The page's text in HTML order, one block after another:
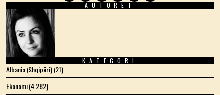
Facebook
TwitterInstagram
LinkedIn
YouTube
Email
AUTORËT
KATEGORI
Albania (Shqipëri)(21)
Ekonomi(4 282)